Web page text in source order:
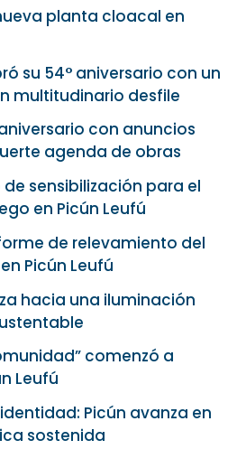
planta cloacal en
su 54° aniversario con un
multitudinario desfile
con anuncios
agenda de obras
sensibilización para el
en Picún Leufú
de relevamiento del
Picún Leufú
hacia una iluminación
comenzó a
Leufú
Picún avanza en
sostenida